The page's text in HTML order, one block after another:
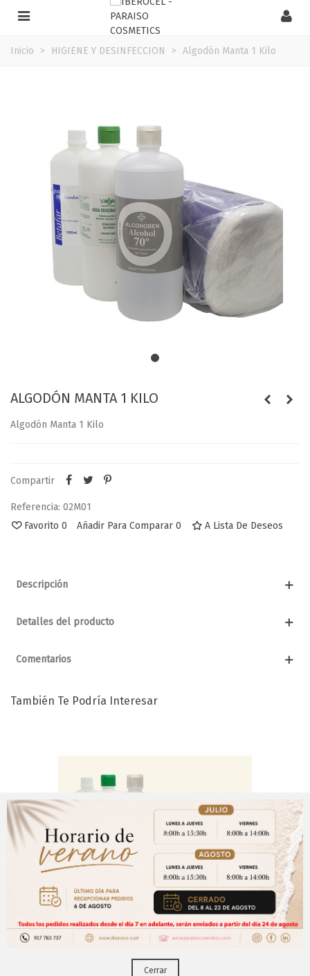
Inicio > HIGIENE Y DESINFECCION > Algodón Manta 1 Kilo
ALGODÓN MANTA 1 KILO
Algodón Manta 1 Kilo
Compartir
Referencia: 02M01
Favorito 0 Añadir Para Comparar 0 A Lista De Deseos
Descripción
Detalles del producto
Comentarios
También Te Podría Interesar
Alcohol 1 Litro 96º
Aviso Importante
¡Regístrate para acceder a los precios y realizar
tus pedidos online.!
Puedes hacerlo desdeAqui!
CERRAR
Cerrar